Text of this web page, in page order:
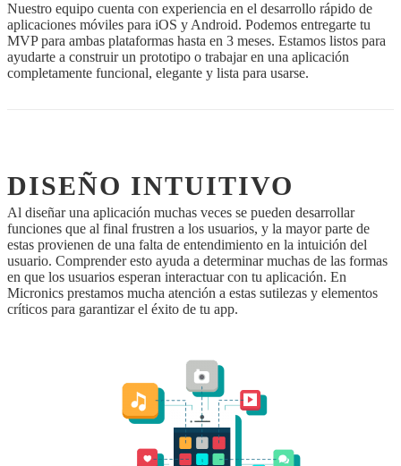
Nuestro equipo cuenta con experiencia en el desarrollo rápido de
aplicaciones móviles para iOS y Android. Podemos entregarte tu
MVP para ambas plataformas hasta en 3 meses. Estamos listos para
ayudarte a construir un prototipo o trabajar en una aplicación
completamente funcional, elegante y lista para usarse.
DISEÑO INTUITIVO
Al diseñar una aplicación muchas veces se pueden desarrollar
funciones que al final frustren a los usuarios, y la mayor parte de
estas provienen de una falta de entendimiento en la intuición del
usuario. Comprender esto ayuda a determinar muchas de las formas
en que los usuarios esperan interactuar con tu aplicación. En
Micronics prestamos mucha atención a estas sutilezas y elementos
críticos para garantizar el éxito de tu app.